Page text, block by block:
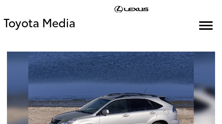
Toyota Media